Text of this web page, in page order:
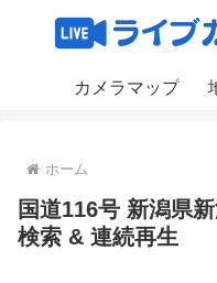
カメラマップ
ホーム
国道116号 新潟県
検索 & 連続再生